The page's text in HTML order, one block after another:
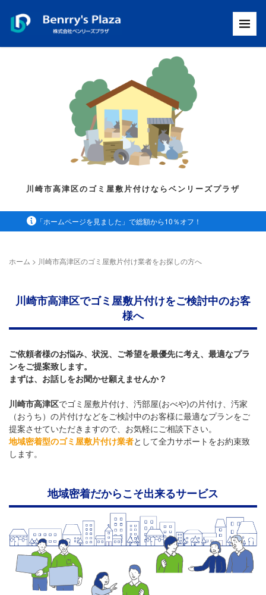
川崎市高津区のゴミ屋敷片付けならベンリーズプラザ
「ホームページを見ました」で総額から10％オフ！
ホーム > 川崎市高津区のゴミ屋敷片付け業者をお探しの方へ
川崎市高津区でゴミ屋敷片付けをご検討中のお客
様へ
ご依頼者様のお悩み、状況、ご希望を最優先に考え、最適なプラ
ンをご提案致します。
まずは、お話しをお聞かせ願えませんか？
川崎市高津区でゴミ屋敷片付け、汚部屋(おべや)の片付け、汚家
（おうち）の片付けなどをご検討中のお客様に最適なプランをご
提案させていただきますので、お気軽にご相談下さい。
地域密着型のゴミ屋敷片付け業者として全力サポートをお約束致
します。
地域密着だからこそ出来るサービス